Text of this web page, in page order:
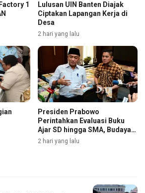
1
Lulusan UIN Banten Diajak
Ciptakan Lapangan Kerja di
Desa
2 hari yang lalu
Presiden Prabowo
Perintahkan Evaluasi Buku
Ajar SD hingga SMA, Budaya
Membaca Digenjot
2 hari yang lalu